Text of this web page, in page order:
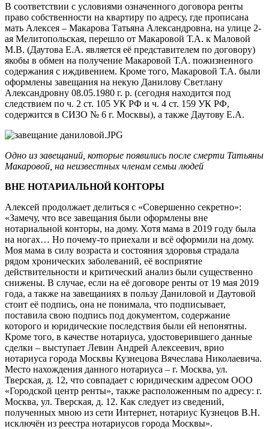
В соответствии с условиями означенного договора ренты
право собственности на квартиру по адресу, где прописана
мать Алексея – Макарова Татьяна Александровна, на улице 2-
ая Мелитопольская, перешло от Макаровой Т.А. к Маловой
М.В. (Даутова Е.А. является её представителем по договору)
якобы в обмен на получение Макаровой Т.А. пожизненного
содержания с иждивением. Кроме того, Макаровой Т.А. были
оформлены завещания на некую Данилову Светлану
Александровну 08.05.1980 г. р. (сегодня находится под
следствием по ч. 2 ст. 105 УК РФ и ч. 4 ст. 159 УК РФ,
содержится в СИЗО № 6 г. Москвы), а также Даутову Е.А.
Одно из завещаний, которые появились после смерти Татьяны
Макаровой, на неизвестных членам семьи людей
ВНЕ НОТАРИАЛЬНОЙ КОНТОРЫ
Алексей продолжает делиться с «Совершенно секретно»:
«Замечу, что все завещания были оформлены вне
нотариальной конторы, на дому. Хотя мама в 2019 году была
на ногах… Но почему-то приехали и всё оформили на дому.
Моя мама в силу возраста и состояния здоровья страдала
рядом хронических заболеваний, её восприятие
действительности и критический анализ были существенно
снижены. В случае, если на её договоре ренты от 19 мая 2019
года, а также на завещаниях в пользу Даниловой и Даутовой
стоит её подпись, она не понимала, что подписывает,
поставила свою подпись под документом, содержание
которого и юридические последствия были ей непонятны.
Кроме того, в качестве нотариуса, удостоверившего данные
сделки – выступает Левин Андрей Алексеевич, врио
нотариуса города Москвы Кузнецова Вячеслава Николаевича.
Место нахождения данного нотариуса – г. Москва, ул.
Тверская, д. 12, что совпадает с юридическим адресом ООО
«Городской центр ренты», также расположенным по адресу: г.
Москва, ул. Тверская, д. 12. Как следует из сведений,
полученных мною из сети Интернет, нотариус Кузнецов В.Н.
исключён из реестра нотариусов города Москвы».